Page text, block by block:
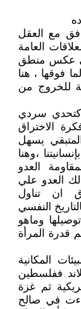
مع العقل
العامة
عكس منطق
فوقها ، هنا
للخروج من
كتحدي سردي
الاختراق
يسهل
،وهنا
العدو
العدو علي
ان تناول
النفسي
وماهو
قدرة المرأة
المكانية
ففلسطين
ثم غزة
في صالح